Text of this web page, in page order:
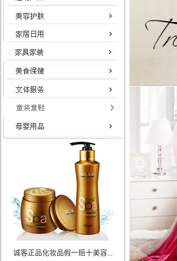
诚客正品化妆品假一赔十美容...